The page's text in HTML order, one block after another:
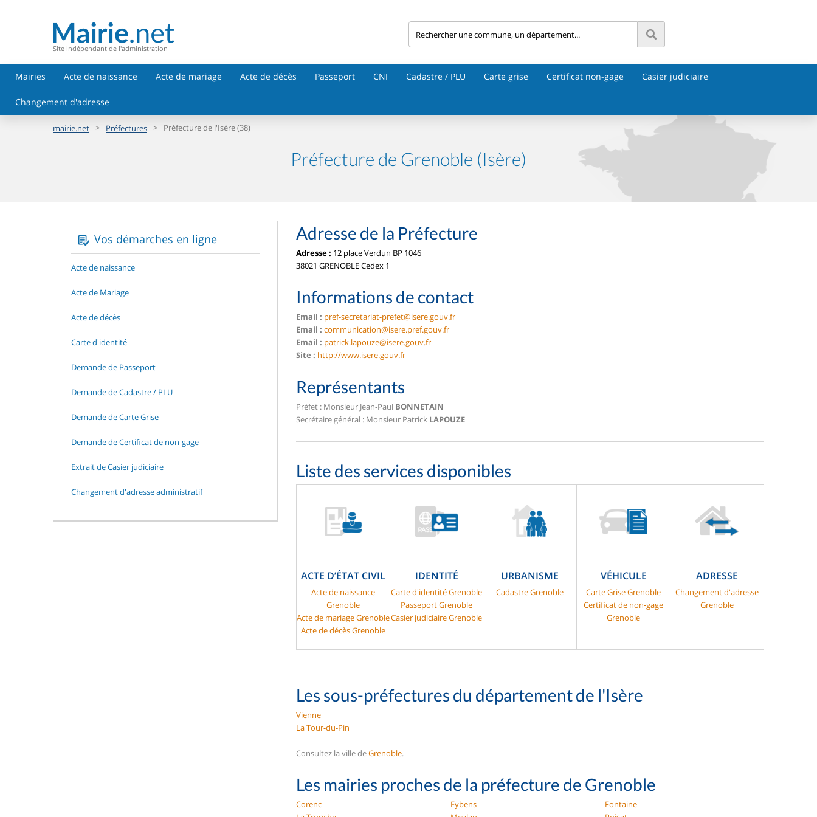
Site indépendant de l'administration
Mairies Acte de naissance Acte de mariage Acte de décès Passeport CNI Cadastre / PLU Carte grise Certificat non-gage Casier judiciaire
Changement d'adresse
mairie.net > Préfectures > Préfecture de l'Isère (38)
Préfecture de Grenoble (Isère)
Vos démarches en ligne
Acte de naissance
Acte de Mariage
Acte de décès
Carte d'identité
Demande de Passeport
Demande de Cadastre / PLU
Demande de Carte Grise
Demande de Certificat de non-gage
Extrait de Casier judiciaire
Changement d'adresse administratif
Adresse de la Préfecture
Adresse : 12 place Verdun BP 1046
38021 GRENOBLE Cedex 1
Informations de contact
Email : pref-secretariat-prefet@isere.gouv.fr
Email : communication@isere.pref.gouv.fr
Email : patrick.lapouze@isere.gouv.fr
Site : http://www.isere.gouv.fr
Représentants
Préfet : Monsieur Jean-Paul BONNETAIN
Secrétaire général : Monsieur Patrick LAPOUZE
Liste des services disponibles
ACTE D’ÉTAT CIVIL
Acte de naissance
Grenoble
Acte de mariage Grenoble
Acte de décès Grenoble
IDENTITÉ
Carte d'identité Grenoble
Passeport Grenoble
Casier judiciaire Grenoble
URBANISME
Cadastre Grenoble
VÉHICULE
Carte Grise Grenoble
Certificat de non-gage
Grenoble
ADRESSE
Changement d'adresse
Grenoble
Les sous-préfectures du département de l'Isère
Vienne
La Tour-du-Pin
Consultez la ville deGrenoble.
Les mairies proches de la préfecture de Grenoble
Corenc Eybens
Fontaine